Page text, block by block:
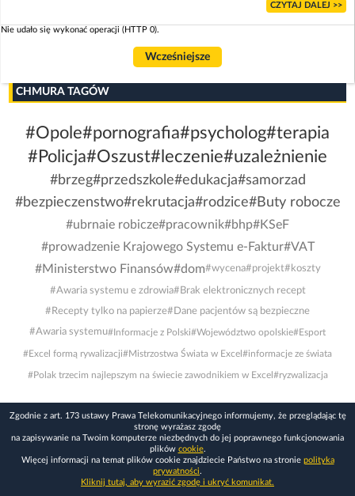
CZYTAJ DALEJ >>
Nie udało się wykonać operacji (HTTP 0).
Wcześniejsze
CHMURA TAGÓW
#Opole#pornografia#psycholog#terapia
#Policja#Oszust#leczenie#uzależnienie
#brzeg#przedszkole#edukacja#samorzad
#bezpieczenstwo#rekrutacja#rodzice#Buty robocze
#ubrnaie robicze#pracownik#bhp#KSeF
#prowadzenie Krajowego Systemu e-Faktur#VAT
#Ministerstwo Finansów#dom#wycena#projekt#koszty
#Awaria systemu e zdrowia#Brak elektronicznych recept
#Recepty tylko na papierze#Dane pacjentów są bezpieczne
#Awaria systemu#Informacje z Polski#Województwo opolskie#Esport
#Excel formą rywalizacji#Mistrzostwa Świata w Excel #informacje ze świata
#Polak trzecim najlepszym na świecie zawodnikiem w Excel #ryzwalizacja
Zgodnie z art. 173 ustawy Prawa Telekomunikacyjnego informujemy, że przeglądając tę
stronę wyrażasz zgodę
na zapisywanie na Twoim komputerze niezbędnych do jej poprawnego funkcjonowania
plików cookie.
Więcej informacji na temat plików cookie znajdziecie Państwo na stronie polityka
prywatności.
Kliknij tutaj, aby wyrazić zgodę i ukryć komunikat.